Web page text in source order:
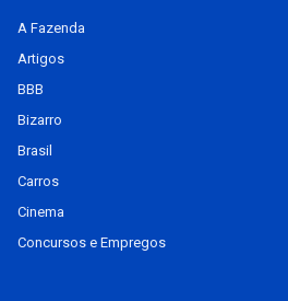
A Fazenda
Artigos
BBB
Bizarro
Brasil
Carros
Cinema
Concursos e Empregos